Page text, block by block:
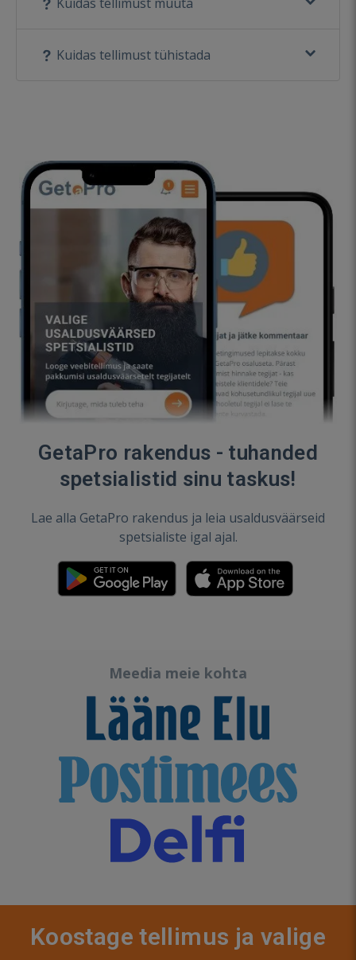
Kuidas tellimust tühistada
GetaPro rakendus - tuhanded
spetsialistid sinu taskus!
Lae alla GetaPro rakendus ja leia usaldusväärseid
spetsialiste igal ajal.
Meedia meie kohta
Koostage tellimus ja valige